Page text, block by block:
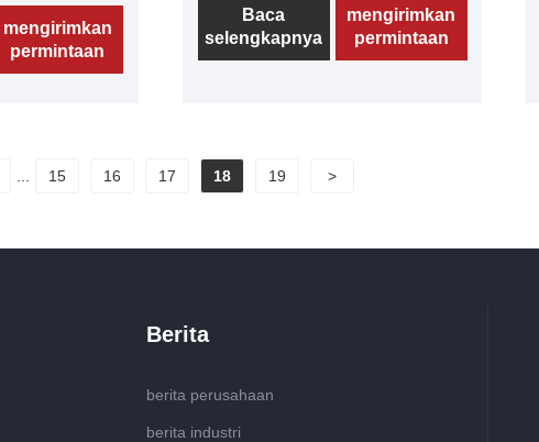
helm
hoki es
harga yang
untuk
mengirimkan
permintaan
dengan harga menarik, kualitas
tinggi, teknologi produksi maju,
dan peralatan. Pelanggan baik
kemitraan jangka panjang dengan
Baca
selengkapnya
mengirimkan
permintaan
15 16 17 18 19 >
Berita
berita perusahaan
berita industri